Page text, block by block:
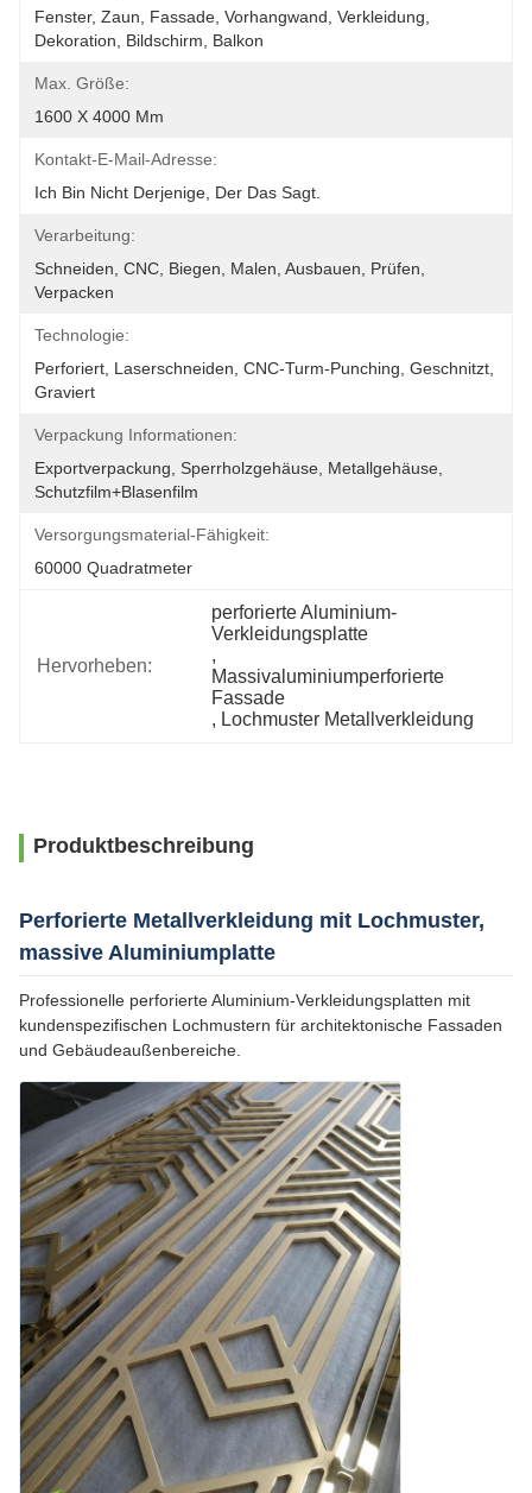
Fenster, Zaun, Fassade, Vorhangwand, Verkleidung,
Dekoration, Bildschirm, Balkon
Max. Größe:
1600 X 4000 Mm
Kontakt-E-Mail-Adresse:
Ich Bin Nicht Derjenige, Der Das Sagt.
Verarbeitung:
Schneiden, CNC, Biegen, Malen, Ausbauen, Prüfen,
Verpacken
Technologie:
Perforiert, Laserschneiden, CNC-Turm-Punching, Geschnitzt,
Graviert
Verpackung Informationen:
Exportverpackung, Sperrholzgehäuse, Metallgehäuse,
Schutzfilm+Blasenfilm
Versorgungsmaterial-Fähigkeit:
60000 Quadratmeter
Hervorheben:
perforierte Aluminium-
Verkleidungsplatte
,
Massivaluminiumperforierte
Fassade
, Lochmuster Metallverkleidung
Produktbeschreibung
Perforierte Metallverkleidung mit Lochmuster,
massive Aluminiumplatte
Professionelle perforierte Aluminium-Verkleidungsplatten mit
kundenspezifischen Lochmustern für architektonische Fassaden
und Gebäudeaußenbereiche.